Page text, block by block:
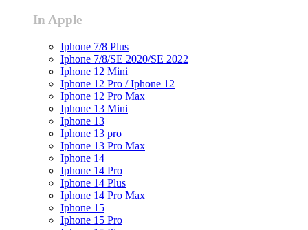
In Apple
Iphone 7/8 Plus
Iphone 7/8/SE 2020/SE 2022
Iphone 12 Mini
Iphone 12 Pro / Iphone 12
Iphone 12 Pro Max
Iphone 13 Mini
Iphone 13
Iphone 13 pro
Iphone 13 Pro Max
Iphone 14
Iphone 14 Pro
Iphone 14 Plus
Iphone 14 Pro Max
Iphone 15
Iphone 15 Pro